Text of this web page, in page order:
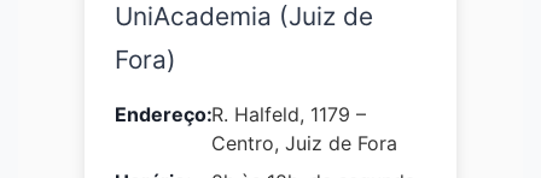
UniAcademia (Juiz de
Fora)
Endereço:R. Halfeld, 1179 –
Centro, Juiz de Fora